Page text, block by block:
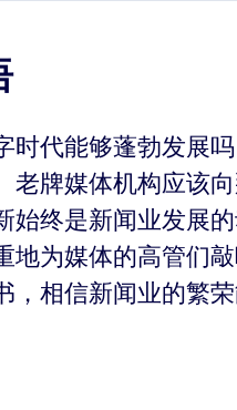
时代能够蓬勃发展
老牌媒体机构应该
始终是新闻业发展
地为媒体的高管们
，相信新闻业的繁